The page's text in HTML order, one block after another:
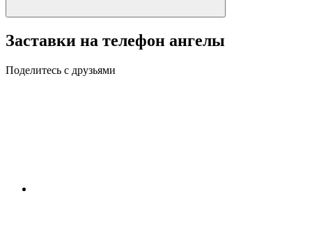
Заставки на телефон ангелы
Поделитесь с друзьями